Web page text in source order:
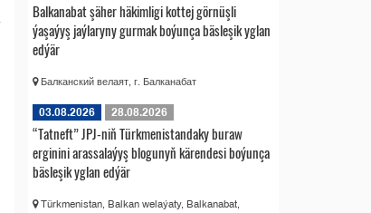
Balkanabat şäher häkimligi kottej görnüşli
ýaşaýyş jaýlaryny gurmak boýunça bäsleşik yglan
edýär
Балканский велаят, г. Балканабат
03.08.2026 28.08.2026
“Tatneft” JPJ-niň Türkmenistandaky buraw
erginini arassalaýyş blogunyň kärendesi boýunça
bäsleşik yglan edýär
Türkmenistan, Balkan welaýaty, Balkanabat,